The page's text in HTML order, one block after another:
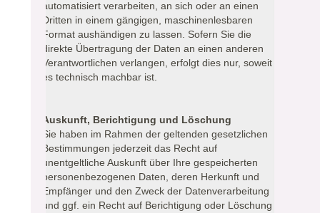
automatisiert verarbeiten, an sich oder an einen
Dritten in einem gängigen, maschinenlesbaren
Format aushändigen zu lassen. Sofern Sie die
direkte Übertragung der Daten an einen anderen
Verantwortlichen verlangen, erfolgt dies nur, soweit
es technisch machbar ist.
Auskunft, Berichtigung und Löschung
Sie haben im Rahmen der geltenden gesetzlichen
Bestimmungen jederzeit das Recht auf
unentgeltliche Auskunft über Ihre gespeicherten
personenbezogenen Daten, deren Herkunft und
Empfänger und den Zweck der Datenverarbeitung
und ggf. ein Recht auf Berichtigung oder Löschung